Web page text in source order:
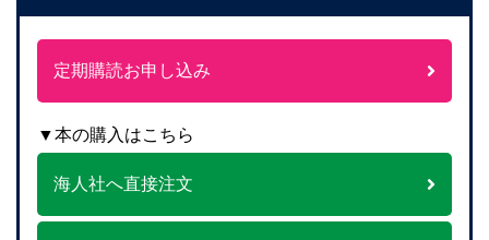
定期購読お申し込み
▼本の購入はこちら
海人社へ直接注文